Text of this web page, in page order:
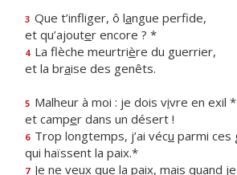
3 Que t’infliger, ô langue perfide,
et qu’ajouter encore ? *
4 La flèche meurtrière du guerrier,
et la braise des genêts.
5 Malheur à moi : je dois vivre en exil *
et camper dans un désert !
6 Trop longtemps, j’ai vécu parmi ces
qui haïssent la paix.*
7 Je ne veux que la paix, mais quand